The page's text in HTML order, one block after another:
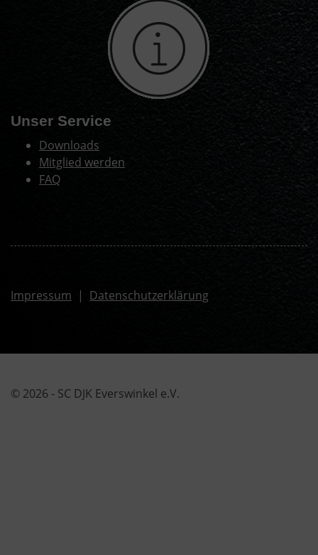
Unser Service
Downloads
Mitglied werden
FAQ
Impressum | Datenschutzerklärung
© 2026 - SC DJK Everswinkel e.V.